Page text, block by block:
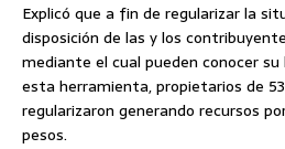
Explicó que a fin de regularizar la
disposición de las y los
mediante el cual pueden conocer
esta herramienta, propietarios de
regularizaron generando recursos
pesos.